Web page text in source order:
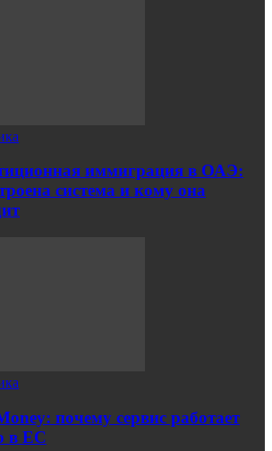
иммиграция в ОАЭ:
система и кому она
почему сервис работает
в ЕС